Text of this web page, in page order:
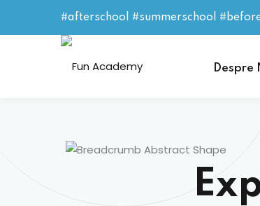
#afterschool #summerschool
Despre